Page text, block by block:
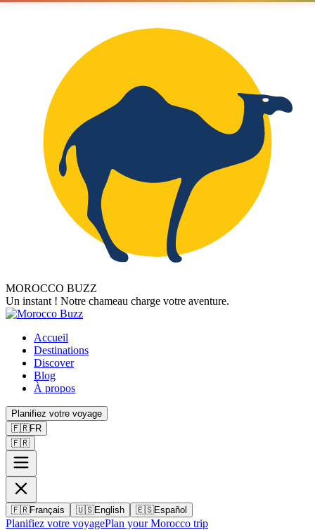
MOROCCO BUZZ
Un instant ! Notre chameau charge votre aventure.
Accueil
Destinations
Discover
Blog
À propos
Planifiez votre voyage
🇫🇷FR
🇫🇷
🇫🇷Français 🇺🇸English 🇪🇸Español
Planifiez votre voyagePlan your Morocco trip